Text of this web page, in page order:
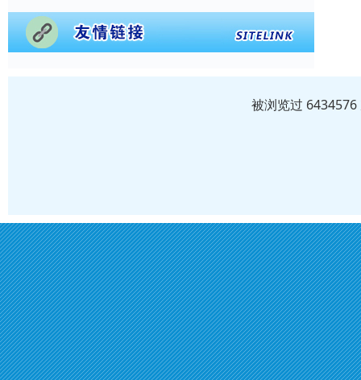
被浏览过